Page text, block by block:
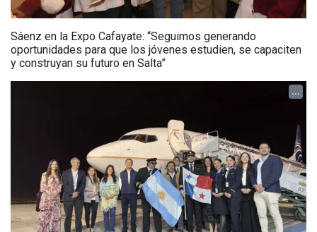
Sáenz en la Expo Cafayate: “Seguimos generando
oportunidades para que los jóvenes estudien, se capaciten
y construyan su futuro en Salta”
...